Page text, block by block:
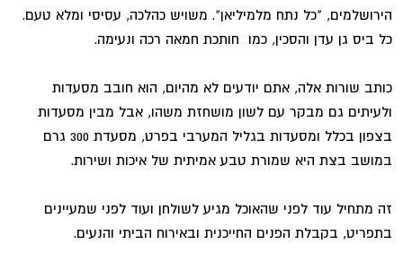
הירושלמים, "כל נתח מלמיליאן". משויש כהלכה, עסיסי ומלא טעם.
כל ביס גן עדן והסכין, כמו חותכת חמאה רכה ונעימה.
כותב שורות אלה, אתם יודעים לא מהיום, הוא חובב מסעדות
ולעיתים גם מבקר עם לשון מושחזת משהו, אבל מבין מסעדות
בצפון בכלל ומסעדות בגליל המערבי בפרט, מסעדת 300 גרם
במושב בצת היא שמורת טבע אמיתית של איכות ושירות.
זה מתחיל עוד לפני שהאוכל מגיע לשולחן ועוד לפני שמעיינים
בתפריט, בקבלת הפנים החייכנית ובאירוח הביתי והנעים.